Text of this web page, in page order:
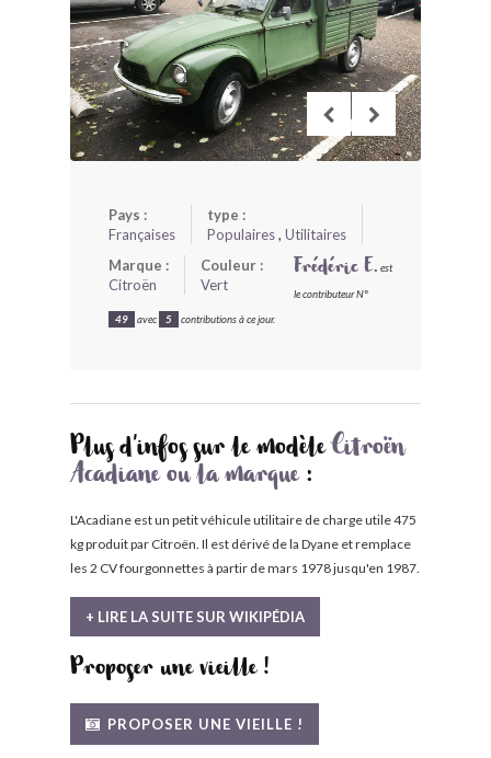
COMMENT FONCTIONNE BLV ?
Pays :
Françaises
type :
Populaires, Utilitaires
Marque :
Citroën
Couleur :
Vert
Frédéric E. est
le contributeur N°
49 avec 5 contributions à ce jour.
Plus d'infos sur le modèleCitroën
Acadiane ou la marque:
L'Acadiane est un petit véhicule utilitaire de charge utile 475
kg produit par Citroën. Il est dérivé de la Dyane et remplace
les 2 CV fourgonnettes à partir de mars 1978 jusqu'en 1987.
+ LIRE LA SUITE SUR WIKIPÉDIA
Proposer une vieille !
PROPOSER UNE VIEILLE !